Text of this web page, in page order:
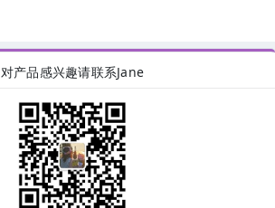
对产品感兴趣请联系Jane